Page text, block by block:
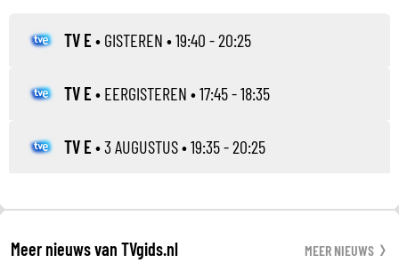
TV E • GISTEREN • 19:40 - 20:25
TV E • EERGISTEREN • 17:45 - 18:35
TV E •3 AUGUSTUS• 19:35 - 20:25
Meer nieuws van TVgids.nl MEER NIEUWS